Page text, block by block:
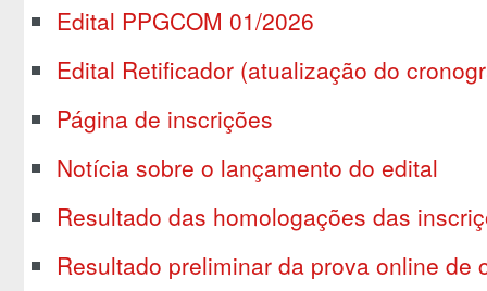
Edital PPGCOM 01/2026
Edital Retificador (atualização do
Página de inscrições
Notícia sobre o lançamento do edital
Resultado das homologações das
Resultado preliminar da prova online de